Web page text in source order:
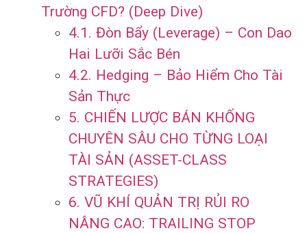
Trường CFD? (Deep Dive)
4.1. Đòn Bẩy (Leverage) – Con Dao
Hai Lưỡi Sắc Bén
4.2. Hedging – Bảo Hiểm Cho Tài
Sản Thực
5. CHIẾN LƯỢC BÁN KHỐNG
CHUYÊN SÂU CHO TỪNG LOẠI
TÀI SẢN (ASSET-CLASS
STRATEGIES)
6. VŨ KHÍ QUẢN TRỊ RỦI RO
NÂNG CAO: TRAILING STOP